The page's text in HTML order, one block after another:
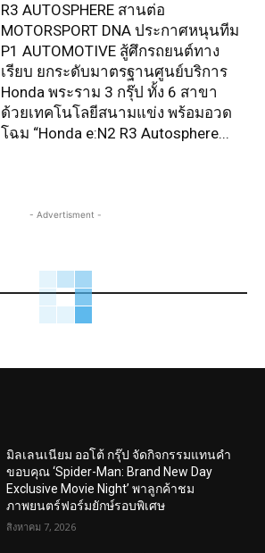
R3 AUTOSPHERE สานต่อ
MOTORSPORT DNA ประกาศหนุนทีม
P1 AUTOMOTIVE สู้ศึกรถยนต์ทาง
เรียบ ยกระดับมาตรฐานศูนย์บริการ
Honda พระราม 3 กรุ๊ป ทั้ง 6 สาขา
ด้วยเทคโนโลยีสนามแข่ง พร้อมอวด
โฉม “Honda e:N2 R3 Autosphere...
- Advertisment -
มิลเลนเนียม ออโต้ กรุ๊ป จัดกิจกรรมแทนคำ
ขอบคุณ ‘Spider-Man: Brand New Day
Exclusive Movie Night’ พาลูกค้าชม
ภาพยนตร์ฟอร์มยักษ์รอบพิเศษ
สิงหาคม 7, 2026